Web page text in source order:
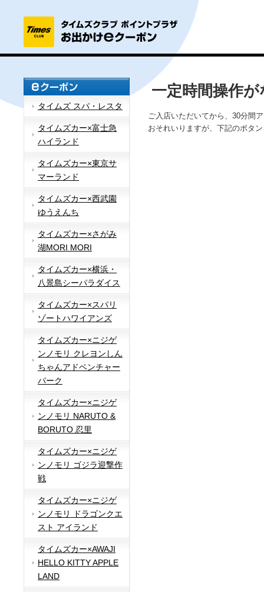
タイムズ スパ・レスタ
タイムズカー×富士急
ハイランド
タイムズカー×東京サ
マーランド
タイムズカー×西武園
ゆうえんち
タイムズカー×さがみ
湖MORI MORI
タイムズカー×横浜・
八景島シーパラダイス
タイムズカー×スパリ
ゾートハワイアンズ
タイムズカー×ニジゲ
ンノモリ クレヨンしん
ちゃんアドベンチャー
パーク
タイムズカー×ニジゲ
ンノモリ NARUTO &
BORUTO 忍里
タイムズカー×ニジゲ
ンノモリ ゴジラ迎撃作
戦
タイムズカー×ニジゲ
ンノモリ ドラゴンクエ
スト アイランド
タイムズカー×AWAJI
HELLO KITTY APPLE
LAND
一定時間操作
ご入店いただいてから、30分間
おそれいりますが、下記のボタ